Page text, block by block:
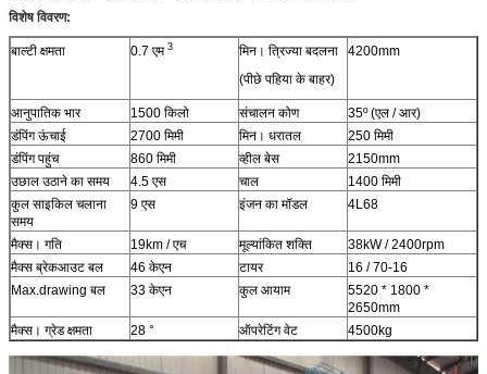
विशेष विवरण:
बाल्टी क्षमता 0.7 एम 3
मिन। त्रिज्या बदलना
(पीछे पहिया के बाहर)
4200mm
आनुपातिक भार 1500 किलो संचालन कोण
35º (एल / आर)
डंपिंग ऊंचाई
2700 मिमी मिन। धरातल
250 मिमी
डंपिंग पहुंच
860 मिमी व्हील बेस
2150mm
उछाल उठाने का समय
4.5 एस चाल
1400 मिमी
कुल साइकिल चलाना
समय
9 एस इंजन का मॉडल 4L68
मैक्स। गति 19km / एच मूल्यांकित शक्ति
38kW / 2400rpm
मैक्स ब्रेकआउट बल
46 केएन टायर
16 / 70-16
Max.drawing बल
33 केएन कुल आयाम
5520 * 1800 *
2650mm
मैक्स। ग्रेड क्षमता
28 ° ऑपरेटिंग वेट 4500kg